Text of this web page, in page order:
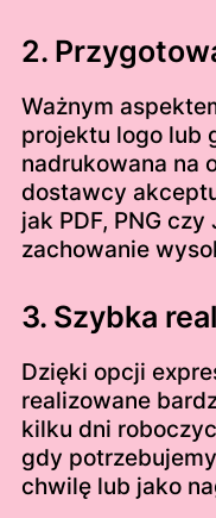
2.
Ważnym
projektu logo lub
nadrukowana na
dostawcy
jak PDF, PNG
zachowanie
3. Szybka
Dzięki opcji
realizowane
kilku dni
gdy
chwilę lub jako